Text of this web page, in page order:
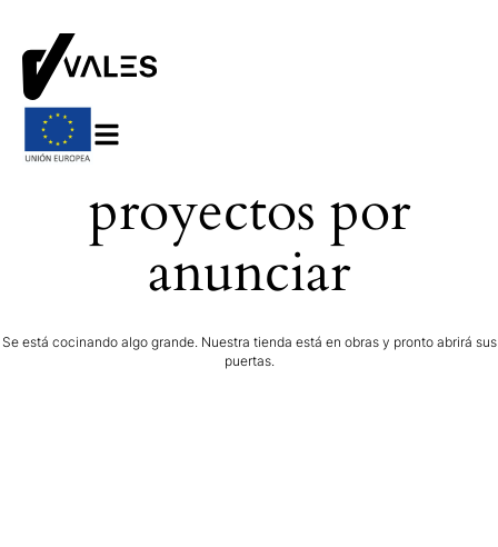
Tenemos grandes
proyectos por
anunciar
Se está cocinando algo grande. Nuestra tienda está en obras y pronto abrirá sus
puertas.